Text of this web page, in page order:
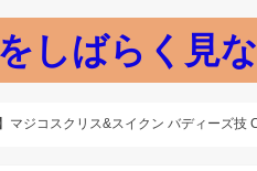
しばらく見
マジコスクリス&スイクン バディーズ技